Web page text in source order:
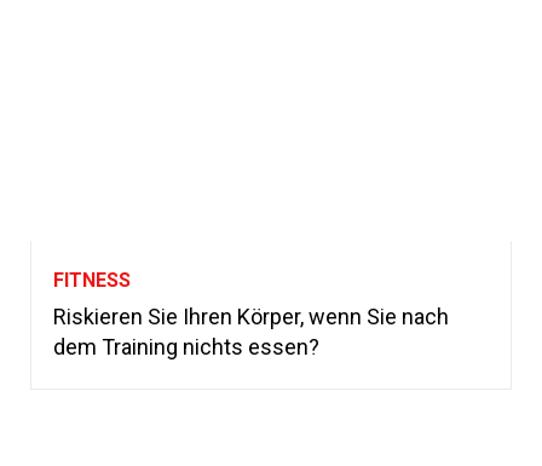
FITNESS
Riskieren Sie Ihren Körper, wenn Sie nach
dem Training nichts essen?